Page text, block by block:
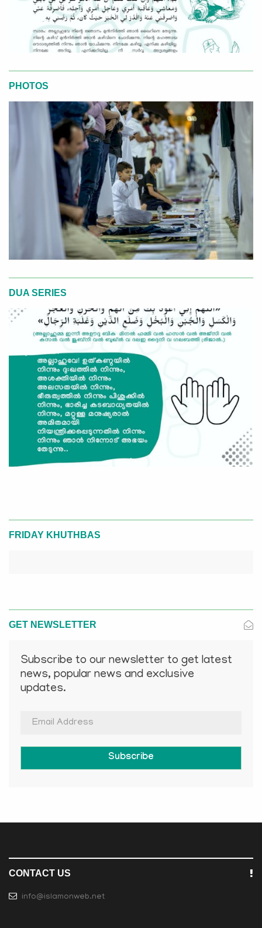
PHOTOS
DUA SERIES
FRIDAY KHUTHBAS
GET NEWSLETTER
Subscribe to our newsletter to get latest
news, popular news and exclusive
updates.
Subscribe
CONTACT US
info@islamonweb.net